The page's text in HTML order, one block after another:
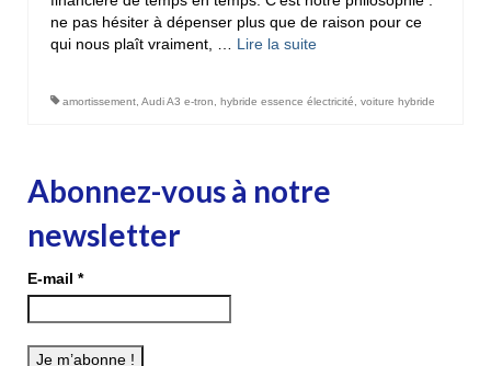
ne pas hésiter à dépenser plus que de raison pour ce
qui nous plaît vraiment, … Lire la suite­­
amortissement Audi A3 e-tron hybride essence électricité voiture hybride
Abonnez-vous à notre
newsletter
E-mail *